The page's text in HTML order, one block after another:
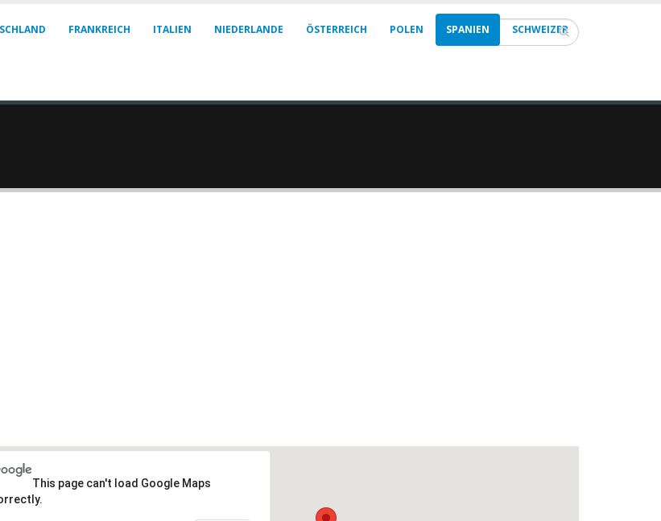
FRANKREICH ITALIEN NIEDERLANDE ÖSTERREICH POLEN SPANIEN SCHWEIZER
This page can't load Google Maps